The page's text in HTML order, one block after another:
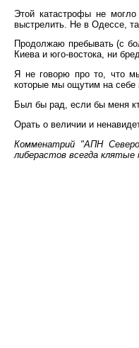
Этой катастрофы не
выстрелить. Не в Одессе,
Продолжаю пребывать (с
Киева и юго-востока, ни
Я не говорю про то, что
которые мы ощутим на себе
Был бы рад, если бы меня
Орать о величии и
Комменатрий "АПН
либерастов всегда